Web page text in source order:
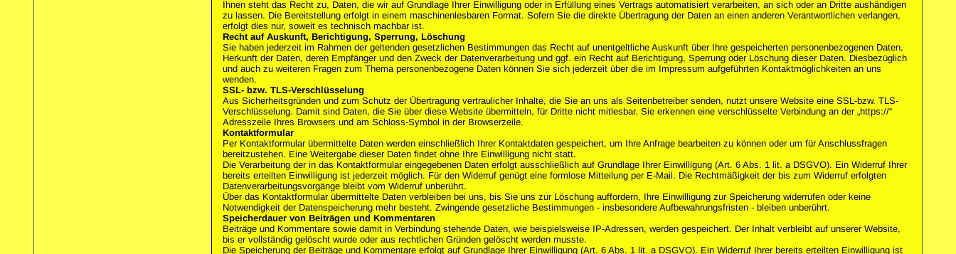
Ihnen steht das Recht zu, Daten, die wir auf Grundlage Ihrer Einwilligung oder in Erfüllung eines Vertrags automatisiert verarbeiten, an sich oder an Dritte aushändigen
zu lassen. Die Bereitstellung erfolgt in einem maschinenlesbaren Format. Sofern Sie die direkte Übertragung der Daten an einen anderen Verantwortlichen verlangen,
erfolgt dies nur, soweit es technisch machbar ist.
Recht auf Auskunft, Berichtigung, Sperrung, Löschung
Sie haben jederzeit im Rahmen der geltenden gesetzlichen Bestimmungen das Recht auf unentgeltliche Auskunft über Ihre gespeicherten personenbezogenen Daten,
Herkunft der Daten, deren Empfänger und den Zweck der Datenverarbeitung und ggf. ein Recht auf Berichtigung, Sperrung oder Löschung dieser Daten. Diesbezüglich
und auch zu weiteren Fragen zum Thema personenbezogene Daten können Sie sich jederzeit über die im Impressum aufgeführten Kontaktmöglichkeiten an uns
wenden.
SSL- bzw. TLS-Verschlüsselung
Aus Sicherheitsgründen und zum Schutz der Übertragung vertraulicher Inhalte, die Sie an uns als Seitenbetreiber senden, nutzt unsere Website eine SSL-bzw. TLS-
Verschlüsselung. Damit sind Daten, die Sie über diese Website übermitteln, für Dritte nicht mitlesbar. Sie erkennen eine verschlüsselte Verbindung an der „https://“
Adresszeile Ihres Browsers und am Schloss-Symbol in der Browserzeile.
Kontaktformular
Per Kontaktformular übermittelte Daten werden einschließlich Ihrer Kontaktdaten gespeichert, um Ihre Anfrage bearbeiten zu können oder um für Anschlussfragen
bereitzustehen. Eine Weitergabe dieser Daten findet ohne Ihre Einwilligung nicht statt.
Die Verarbeitung der in das Kontaktformular eingegebenen Daten erfolgt ausschließlich auf Grundlage Ihrer Einwilligung (Art. 6 Abs. 1 lit. a DSGVO). Ein Widerruf Ihrer
bereits erteilten Einwilligung ist jederzeit möglich. Für den Widerruf genügt eine formlose Mitteilung per E-Mail. Die Rechtmäßigkeit der bis zum Widerruf erfolgten
Datenverarbeitungsvorgänge bleibt vom Widerruf unberührt.
Über das Kontaktformular übermittelte Daten verbleiben bei uns, bis Sie uns zur Löschung auffordern, Ihre Einwilligung zur Speicherung widerrufen oder keine
Notwendigkeit der Datenspeicherung mehr besteht. Zwingende gesetzliche Bestimmungen - insbesondere Aufbewahrungsfristen - bleiben unberührt.
Speicherdauer von Beiträgen und Kommentaren
Beiträge und Kommentare sowie damit in Verbindung stehende Daten, wie beispielsweise IP-Adressen, werden gespeichert. Der Inhalt verbleibt auf unserer Website,
bis er vollständig gelöscht wurde oder aus rechtlichen Gründen gelöscht werden musste.
Die Speicherung der Beiträge und Kommentare erfolgt auf Grundlage Ihrer Einwilligung (Art. 6 Abs. 1 lit. a DSGVO). Ein Widerruf Ihrer bereits erteilten Einwilligung ist